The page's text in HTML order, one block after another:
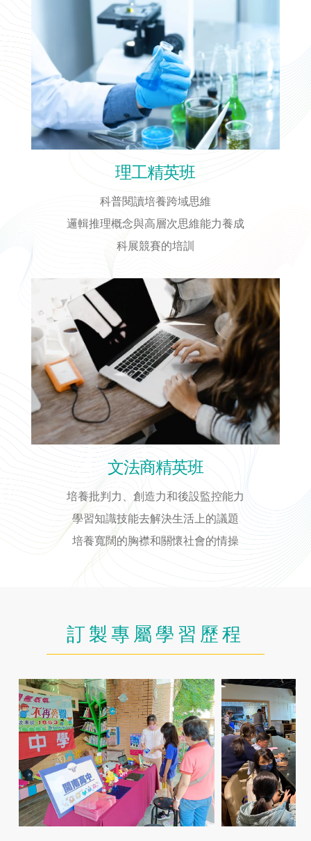
理工精英班
科普閱讀培養跨域思維
邏輯推理概念與高層次思維能力養成
科展競賽的培訓
文法商精英班
培養批判力、創造力和後設監控能力
學習知識技能去解決生活上的議題
培養寬闊的胸襟和關懷社會的情操
訂製專屬學習歷程